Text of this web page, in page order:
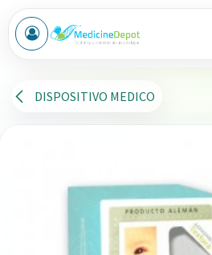
Ir al contenido
DISPOSITIVO MEDICO